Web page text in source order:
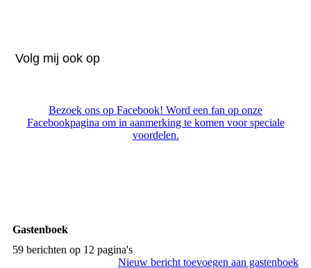
Volg mij ook op
Bezoek ons op Facebook! Word een fan op onze
Facebookpagina om in aanmerking te komen voor speciale
voordelen.
Gastenboek
59 berichten op 12 pagina's
Nieuw bericht toevoegen aan gastenboek